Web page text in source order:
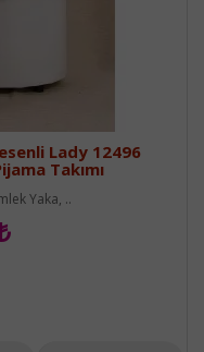
Lady 12496
Takımı
Yaka, ..